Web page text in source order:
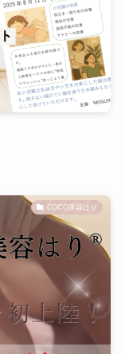
COCO美容はり